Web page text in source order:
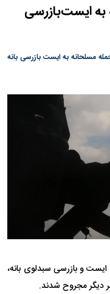
به ایست‌بازرسی
مسلحانه به ایست بازرسی بانه
ایست و بازرسی سبدلوی بانه،